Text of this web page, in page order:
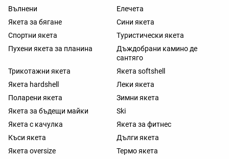
Вълнени
Елечета
Якета за бягане
Сини якета
Спортни якета
Туристически якета
Пухени якета за планина
Дъждобрани камино де
сантяго
Трикотажни якета
Якета softshell
Якета hardshell
Леки якета
Поларени якета
Зимни якета
Якета за бъдещи майки
Ski
Якета с качулка
Якета за фитнес
Къси якета
Дълги якета
Якета oversize
Термо якета